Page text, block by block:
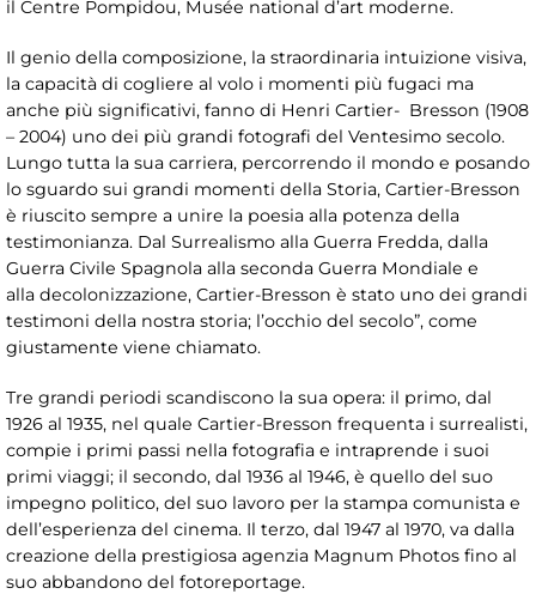
il Centre Pompidou, Musée national d’art moderne.
Il genio della composizione, la straordinaria intuizione visiva,
la capacità di cogliere al volo i momenti più fugaci ma
anche più significativi, fanno di Henri Cartier- Bresson (1908
– 2004) uno dei più grandi fotografi del Ventesimo secolo.
Lungo tutta la sua carriera, percorrendo il mondo e posando
lo sguardo sui grandi momenti della Storia, Cartier-Bresson
è riuscito sempre a unire la poesia alla potenza della
testimonianza. Dal Surrealismo alla Guerra Fredda, dalla
Guerra Civile Spagnola alla seconda Guerra Mondiale e
alla decolonizzazione, Cartier-Bresson è stato uno dei grandi
testimoni della nostra storia; l’occhio del secolo”, come
giustamente viene chiamato.
Tre grandi periodi scandiscono la sua opera: il primo, dal
1926 al 1935, nel quale Cartier-Bresson frequenta i surrealisti,
compie i primi passi nella fotografia e intraprende i suoi
primi viaggi; il secondo, dal 1936 al 1946, è quello del suo
impegno politico, del suo lavoro per la stampa comunista e
dell’esperienza del cinema. Il terzo, dal 1947 al 1970, va dalla
creazione della prestigiosa agenzia Magnum Photos fino al
suo abbandono del fotoreportage.